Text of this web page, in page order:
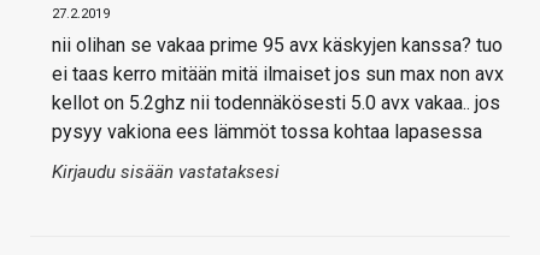
27.2.2019
nii olihan se vakaa prime 95 avx käskyjen kanssa? tuo
ei taas kerro mitään mitä ilmaiset jos sun max non avx
kellot on 5.2ghz nii todennäkösesti 5.0 avx vakaa.. jos
pysyy vakiona ees lämmöt tossa kohtaa lapasessa
Kirjaudu sisään vastataksesi